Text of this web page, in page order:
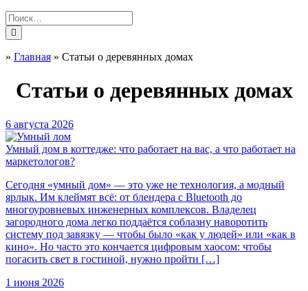
» Главная » Статьи о деревянных домах
Статьи о деревянных домах
6 августа 2026
Умный дом в коттедже: что работает на вас, а что работает на
маркетологов?
Сегодня «умный дом» — это уже не технология, а модный
ярлык. Им клеймят всё: от блендера с Bluetooth до
многоуровневых инженерных комплексов. Владелец
загородного дома легко поддаётся соблазну наворотить
систему под завязку — чтобы было «как у людей» или «как в
кино». Но часто это кончается цифровым хаосом: чтобы
погасить свет в гостиной, нужно пройти […]
1 июня 2026